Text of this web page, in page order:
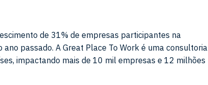
de 31% de empresas participantes na
passado. A Great Place To Work é uma consultoria
impactando mais de 10 mil empresas e 12 milhões